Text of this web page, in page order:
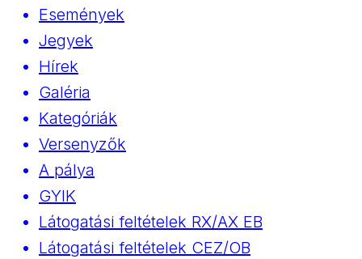
Események
Jegyek
Hírek
Galéria
Kategóriák
Versenyzők
A pálya
GYIK
Látogatási feltételek RX/AX EB
Látogatási feltételek CEZ/OB